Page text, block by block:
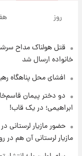
روز
قتل هولناک مداح
خانواده ارسال شد
افشای محل پناهگاه‌
دو دختر پیمان
ابراهیمی؛ در یک قاب!
حضور مازیار لرستانی
مازیار لرستانی آن هم در